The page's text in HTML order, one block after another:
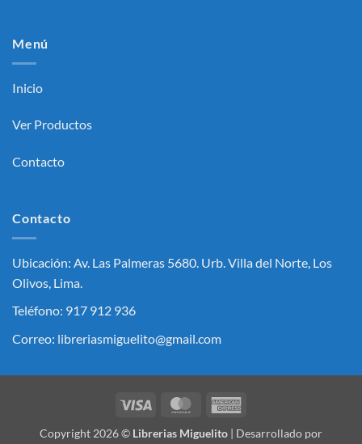
Menú
Inicio
Ver Productos
Contacto
Contacto
Ubicación: Av. Las Palmeras 5680. Urb. Villa del Norte, Los
Olivos, Lima.
Teléfono: 917 912 936
Correo: libreriasmiguelito@gmail.com
Visa MasterCard
Copyright 2026 © Librerias Miguelito | Desarrollado por